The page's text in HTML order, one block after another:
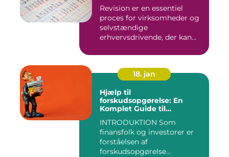
Revision er en essentiel
proces for virksomheder og
selvstændige
erhvervsdrivende, der kan
18. jan
Hjælp til
forskudsopgørelse: En
Komplet Guide til
INTRODUKTION Som
finansfolk og investorer er
forståelsen af
forskudsopgørelse